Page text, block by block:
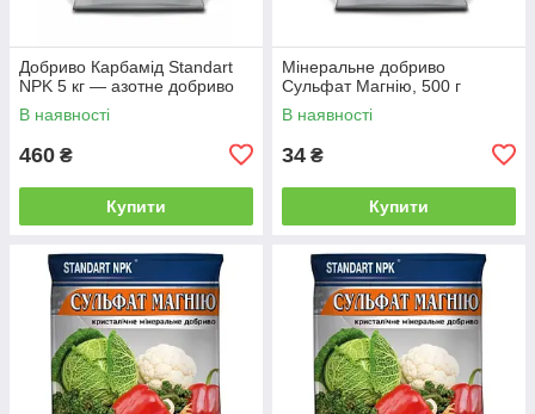
Добриво Карбамід Standart
NPK 5 кг — азотне добриво
В наявності
460 ₴
Купити
Мінеральне добриво
Сульфат Магнію, 500 г
В наявності
34 ₴
Купити